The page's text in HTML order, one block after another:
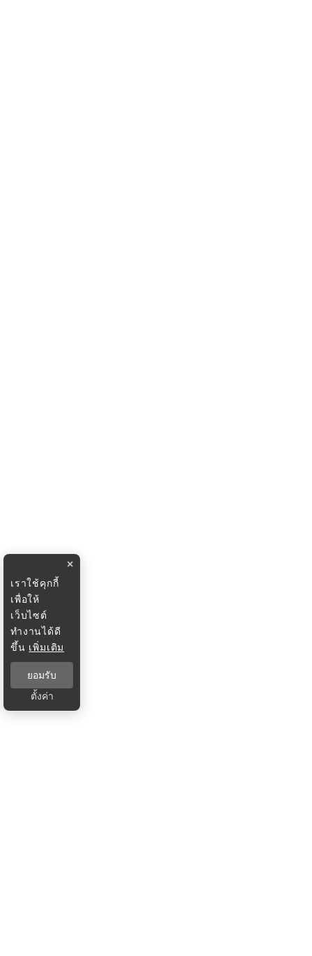
×
เราใช้คุกกี้
เพื่อให้
เว็บไซต์
ทำงานได้ดี
ขึ้น เพิ่มเติม
ยอมรับ
ตั้งค่า